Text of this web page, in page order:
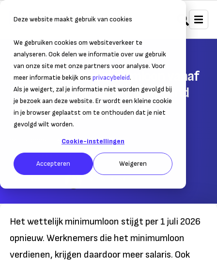
Deze website maakt gebruik van cookies
We gebruiken cookies om websiteverkeer te
analyseren. Ook delen we informatie over uw gebruik
van onze site met onze partners voor analyse. Voor
meer informatie bekijk ons privacybeleid.
Als je weigert, zal je informatie niet worden gevolgd bij
je bezoek aan deze website. Er wordt een kleine cookie
in je browser geplaatst om te onthouden dat je niet
gevolgd wilt worden.
Cookie-instellingen
Accepteren Weigeren
Home Nieuws Ondernemersnieuws
Dit wordt het minimumloon vanaf
1 juli 2026 per uur en per maand
Het minimumuurloon stijgt met 1,9%
– Leestijd: 2min.
Laatst bijgewerkt:04 juni 2026
Het wettelijk minimumloon stijgt per 1 juli 2026
opnieuw. Werknemers die het minimumloon
verdienen, krijgen daardoor meer salaris. Ook